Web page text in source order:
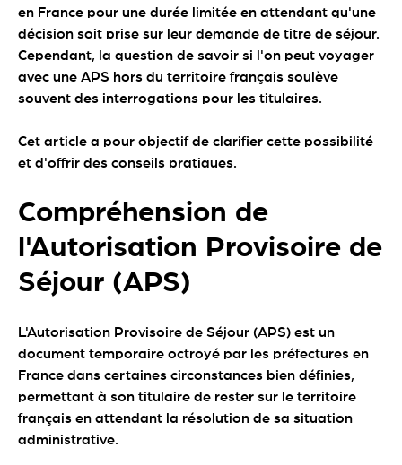
en France pour une durée limitée en attendant qu'une
décision soit prise sur leur demande de titre de séjour.
Cependant, la question de savoir si l'on peut voyager
avec une APS hors du territoire français soulève
souvent des interrogations pour les titulaires.
Cet article a pour objectif de clarifier cette possibilité
et d'offrir des conseils pratiques.
Compréhension de
l'Autorisation Provisoire de
Séjour (APS)
L'Autorisation Provisoire de Séjour (APS) est un
document temporaire octroyé par les préfectures en
France dans certaines circonstances bien définies,
permettant à son titulaire de rester sur le territoire
français en attendant la résolution de sa situation
administrative.